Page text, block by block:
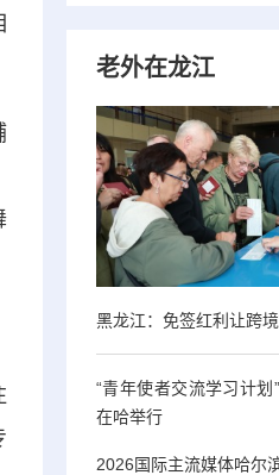
老外在龙江
黑龙江：免签红利让跨
“青年使者交流学习计
在哈举行
2026国际主流媒体哈尔